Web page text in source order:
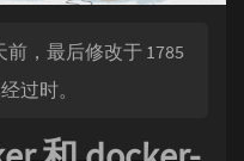
，最后修改于 1785
过时。